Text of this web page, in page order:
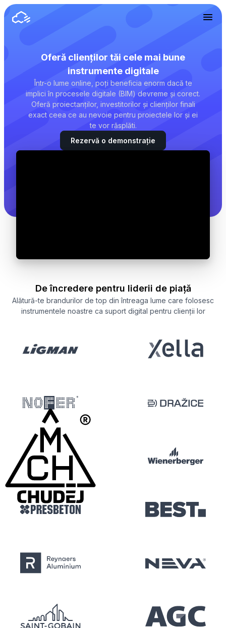
Oferă clienților tăi cele mai bune
instrumente digitale
Într-o lume online, poți beneficia enorm dacă te
implici în procesele digitale (BIM) devreme și corect.
Oferă proiectanților, investitorilor și clienților finali
exact ceea ce au nevoie pentru proiectele lor și ei
te vor răsplăti.
Rezervă o demonstrație
De încredere pentru liderii de piață
Alătură-te brandurilor de top din întreaga lume care folosesc
instrumentele noastre ca suport digital pentru clienții lor